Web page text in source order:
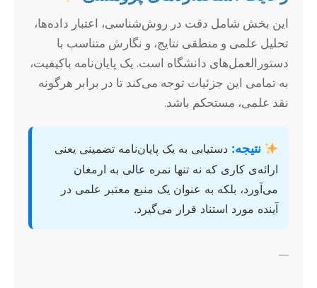
این بخش شامل دقت در روش‌شناسی، اعتبار داده‌ها،
تحلیل علمی و منطقی نتایج، و نگارش متناسب با
دستورالعمل‌های دانشگاه است. یک پایان‌نامه باکیفیت،
به تمامی این جزئیات توجه می‌کند تا در برابر هرگونه
نقد علمی، مستحکم باشد.
نتیجه: دستیابی به یک پایان‌نامه تضمینی یعنی
ارائه‌ی کاری که نه تنها نمره عالی به ارمغان
می‌آورد، بلکه به عنوان یک منبع معتبر علمی در
آینده مورد استناد قرار می‌گیرد.
—